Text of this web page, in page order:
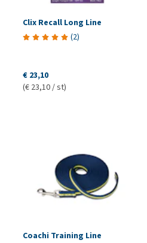
Clix Recall Long Line
(2)
€ 23,10
(€ 23,10 / st)
Coachi Training Line